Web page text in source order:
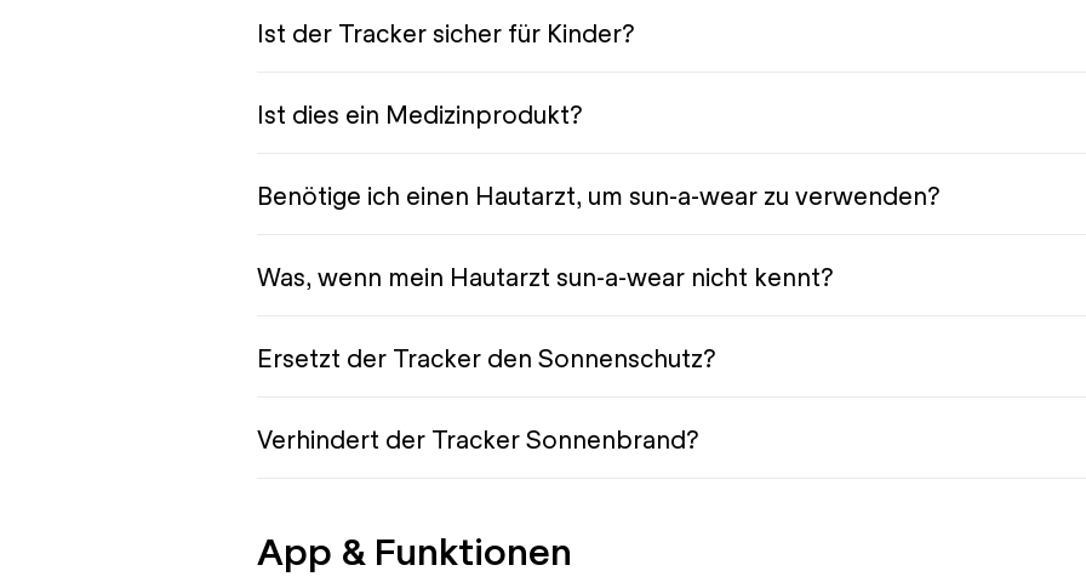
Ist der Tracker sicher für Kinder?
Ist dies ein Medizinprodukt?
Benötige ich einen Hautarzt, um sun-a-wear zu verwenden?
Was, wenn mein Hautarzt sun-a-wear nicht kennt?
Ersetzt der Tracker den Sonnenschutz?
Verhindert der Tracker Sonnenbrand?
App & Funktionen